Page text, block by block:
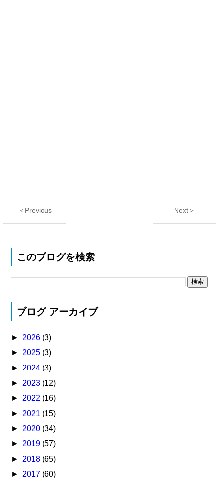
＜Previous Next＞
このブログを検索
ブログ アーカイブ
► 2026 (3)
► 2025 (3)
► 2024 (3)
► 2023 (12)
► 2022 (16)
► 2021 (15)
► 2020 (34)
► 2019 (57)
► 2018 (65)
► 2017 (60)